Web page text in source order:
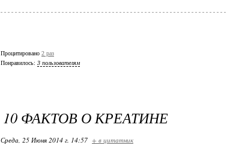
Процитировано 2 раз
Понравилось: 3 пользователям
10 ФАКТОВ О КРЕАТИНЕ
Среда, 25 Июня 2014 г. 14:57 + в цитатник